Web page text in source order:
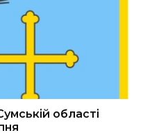
області